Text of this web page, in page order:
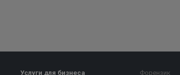
Услуги для бизнеса
Форензик